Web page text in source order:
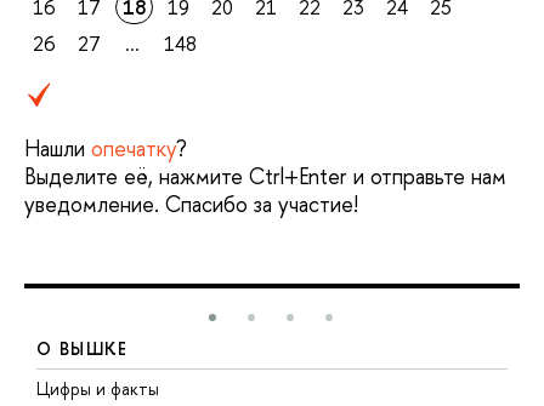
16
17 18 19 20 21 22 23 24
25
26
27 ... 148
Нашли опечатку?
Выделите её, нажмите Ctrl+Enter и отправьте нам
уведомление. Спасибо за участие!
О ВЫШКЕ
Цифры и факты